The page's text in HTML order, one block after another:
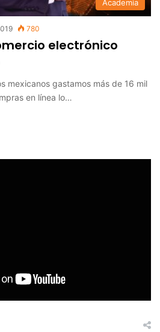
Academia
780
electrónico
mexicanos gastamos más de 16 mil
en línea lo…